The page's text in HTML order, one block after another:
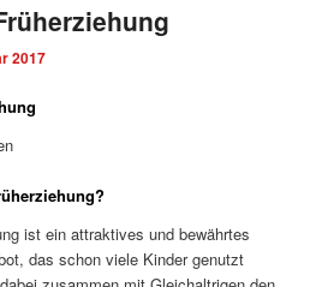
2017
ist ein attraktives und bewährtes
das schon viele Kinder genutzt